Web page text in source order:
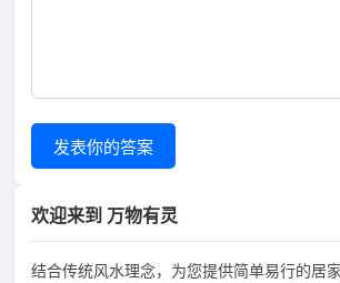
发表你的答案
欢迎来到 万物有灵
结合传统风水理念，为您提供简单易行的居